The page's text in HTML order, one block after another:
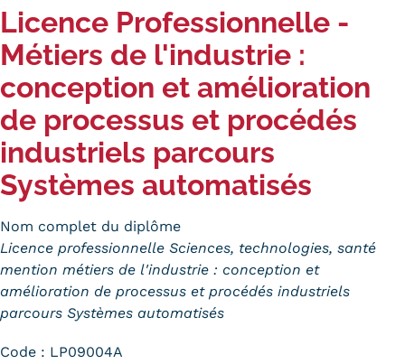
Revue de presse
Contact
Contacts services
Formulaire de contact
Formations
Trouver votre formation
OFFRE EN BFC
OFFRE NATIONALE
Catalogue national
Équivalences, passerelles et
Licence Professionnelle -
Métiers de l'industrie :
conception et amélioration
de processus et procédés
industriels parcours
Systèmes automatisés
Nom complet du diplôme
Licence professionnelle Sciences, technologies, santé
mention métiers de l'industrie : conception et
amélioration de processus et procédés industriels
parcours Systèmes automatisés
Code : LP09004A